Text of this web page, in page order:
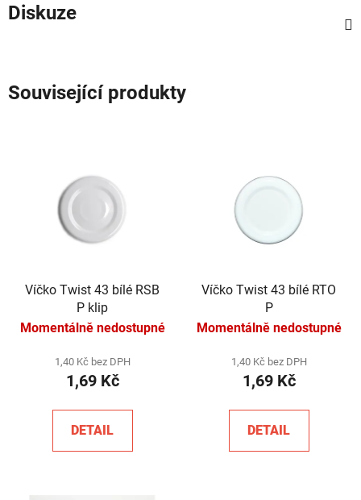
Diskuze
Související produkty
Víčko Twist 43 bílé RSB
P klip
Momentálně nedostupné
1,40 Kč bez DPH
1,69 Kč
DETAIL
Víčko Twist 43 bílé RTO
P
Momentálně nedostupné
1,40 Kč bez DPH
1,69 Kč
DETAIL